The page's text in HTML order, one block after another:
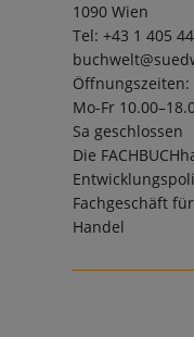
1090 Wien
Tel: +43 1 405
Öffnungszeiten:
Mo-Fr
Sa geschlossen
Die
Fachgeschäft
Handel